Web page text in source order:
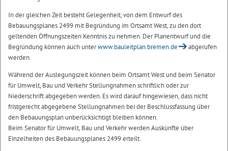
In der gleichen Zeit besteht Gelegenheit, von dem Entwurf des
Bebauungsplanes 2499 mit Begründung im Ortsamt West, zu den dort
geltenden Öffnungszeiten Kenntnis zu nehmen. Der Planentwurf und die
Begründung können auch unterwww.bauleitplan.bremen.de
abgerufen
werden.
Während der Auslegungszeit können beim Ortsamt West und beim Senator
für Umwelt, Bau und Verkehr Stellungnahmen schriftlich oder zur
Niederschrift abgegeben werden. Es wird darauf hingewiesen, dass nicht
fristgerecht abgegebene Stellungnahmen bei der Beschlussfassung über
den Bebauungsplan unberücksichtigt bleiben können.
Beim Senator für Umwelt, Bau und Verkehr werden Auskünfte über
Einzelheiten des Bebauungsplanes 2499 erteilt.